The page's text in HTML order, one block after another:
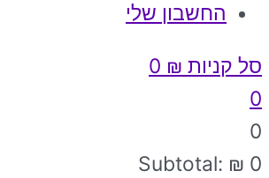
החשבון שלי
סל קניות ₪
0
0
Subtotal: ₪ 0